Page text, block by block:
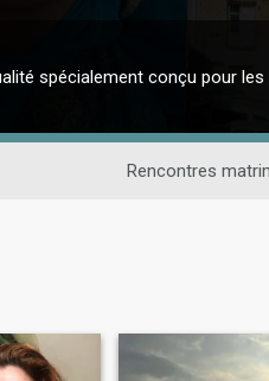
spécialement conçu pour
Rencontres